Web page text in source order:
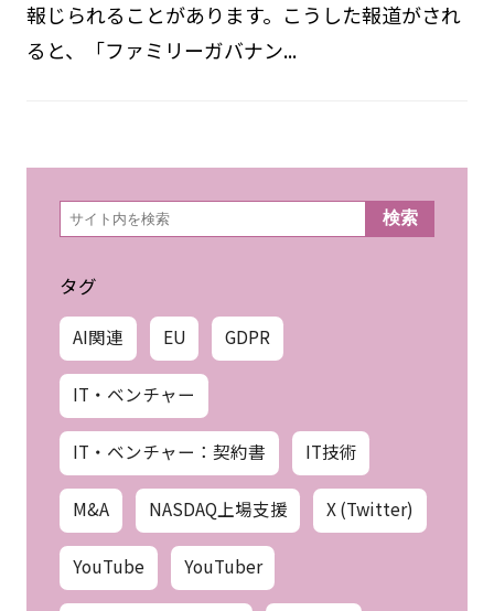
報じられることがあります。こうした報道がされ
ると、「ファミリーガバナン...
検
索 検索
タグ
AI関連 EU GDPR
IT・ベンチャー
IT・ベンチャー：契約書 IT技術
M&A NASDAQ上場支援 X (Twitter)
YouTube YouTuber